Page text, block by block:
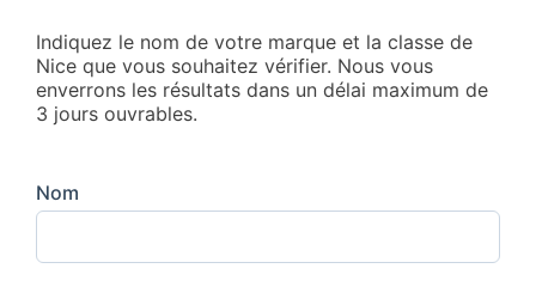
Indiquez le nom de votre marque et la classe de
Nice que vous souhaitez vérifier. Nous vous
enverrons les résultats dans un délai maximum de
3 jours ouvrables.
Nom